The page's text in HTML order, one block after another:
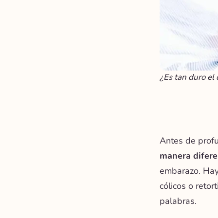
¿Es tan duro el
Antes de
manera
embarazo.
cólicos o
palabras.